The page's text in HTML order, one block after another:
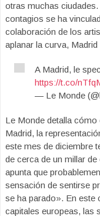
otras muchas
contagios se ha
colaboración de los
aplanar la curva,
A Madrid, le
https://t.co/
— Le Monde
Le Monde detalla
Madrid, la
este mes de diciembre
de cerca de un millar
apunta que
sensación de sentirse
se ha parado». En este
capitales europeas, las